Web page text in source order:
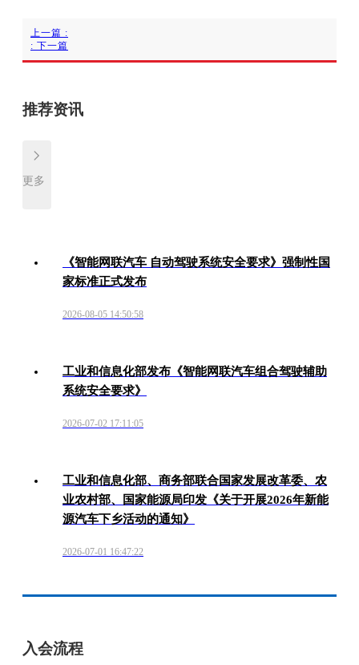
上一篇 :
: 下一篇
推荐资讯
更多
《智能网联汽车 自动驾驶系统安全要求》强制性国
家标准正式发布
2026-08-05 14:50:58
工业和信息化部发布《智能网联汽车组合驾驶辅助
系统安全要求》
2026-07-02 17:11:05
工业和信息化部、商务部联合国家发展改革委、农
业农村部、国家能源局印发《关于开展2026年新能
源汽车下乡活动的通知》
2026-07-01 16:47:22
入会流程